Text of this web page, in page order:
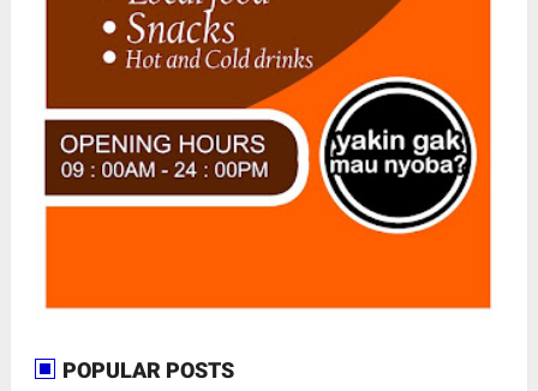
POPULAR POSTS